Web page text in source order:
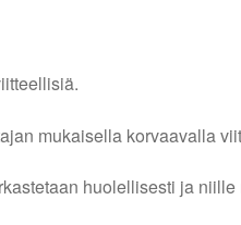
mukaisella korvaavalla
huolellisesti ja